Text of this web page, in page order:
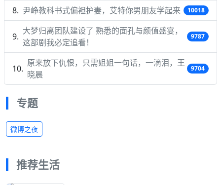
尹峥教科书式偏袒护妻，艾特你男朋友学起来 10018
大梦归离团队建设了 熟悉的面孔与颜值盛宴，
这部剧我必定追看！
9787
原来放下仇恨，只需姐姐一句话，一滴泪，王
晓晨
9704
专题
微博之夜
推荐生活